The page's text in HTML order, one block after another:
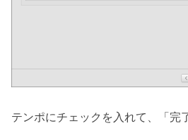
テンポにチェックを入れて、「完